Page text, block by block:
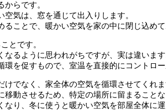
らです。
気は、窓を通じて出入りします。
ことで、暖かい空気を家の中に閉じ込めて
とです。
るように思われがちですが、実は違います
を促すもので、室温を直接的にコントロ
でなく、家全体の空気を循環させてくれま
動させるため、特定の場所に留まることな
り、冬に使うと暖かい空気を部屋全体に運